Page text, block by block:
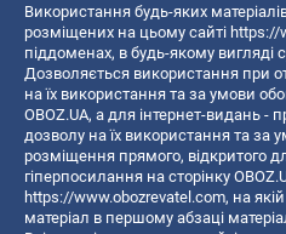
Використання будь-яких
розміщених на цьому сайті https://
піддоменах, в будь-якому вигляді
Дозволяється використання при
на їх використання та за умови
OBOZ.UA, а для інтернет-видань -
дозволу на їх використання та за
розміщення прямого, відкритого
гіперпосилання на сторінку
https://www.obozrevatel.com, на
матеріал в першому абзаці